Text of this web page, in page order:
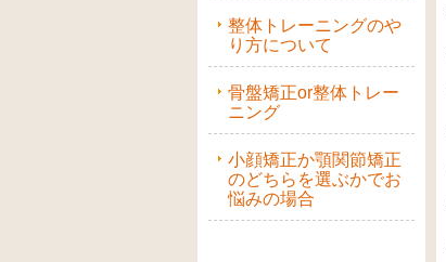
整体トレーニングのや
り方について
骨盤矯正or整体トレー
ニング
小顔矯正か顎関節矯正
のどちらを選ぶかでお
悩みの場合